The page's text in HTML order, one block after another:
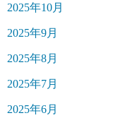
2025年10月
2025年9月
2025年8月
2025年7月
2025年6月